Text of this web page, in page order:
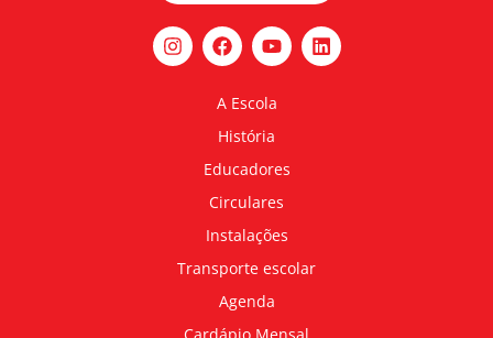
A Escola
História
Educadores
Circulares
Instalações
Transporte escolar
Agenda
Cardápio Mensal